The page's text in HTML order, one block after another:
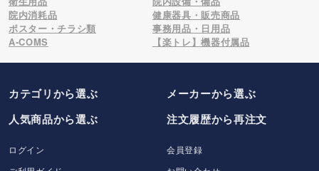
院内消耗品
健康器具・販売商品
ポスター・チラシ類
事務用品・日用品
A-COMS
【楽トレ】機器付属品
カテゴリから選ぶ メーカーから選ぶ
人気商品から選ぶ
注文履歴から再注文
ログイン
会員登録